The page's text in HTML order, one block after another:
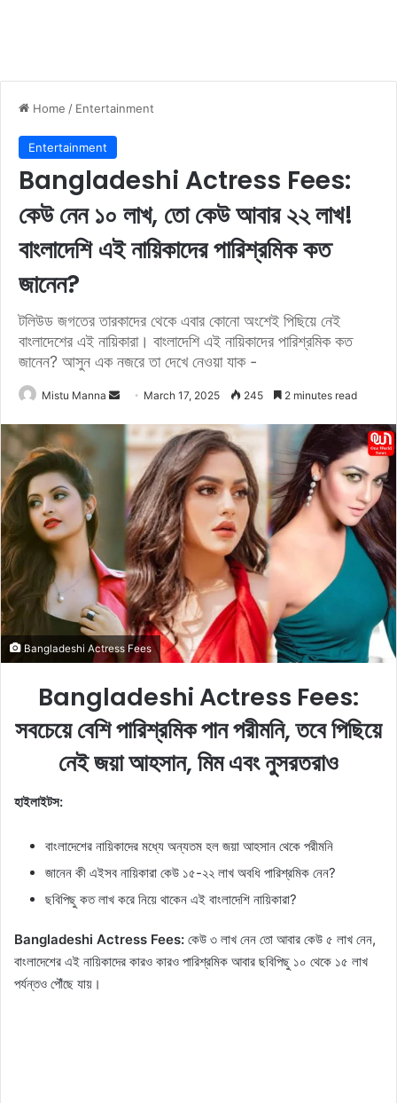
Home / Entertainment
Entertainment
Bangladeshi Actress Fees:
কেউ নেন ১০ লাখ, তো কেউ আবার ২২ লাখ!
বাংলাদেশি এই নায়িকাদের পারিশ্রমিক কত
জানেন?
টলিউড জগতের তারকাদের থেকে এবার কোনো অংশেই পিছিয়ে নেই
বাংলাদেশের এই নায়িকারা। বাংলাদেশি এই নায়িকাদের পারিশ্রমিক কত
জানেন? আসুন এক নজরে তা দেখে নেওয়া যাক -
Mistu Manna
a
a
i
l
March 17, 2025 245 2 minutes read
Bangladeshi Actress Fees
Bangladeshi Actress Fees:
সবচেয়ে বেশি পারিশ্রমিক পান পরীমনি, তবে পিছিয়ে
নেই জয়া আহসান, মিম এবং নুসরতরাও
হাইলাইটস:
বাংলাদেশের নায়িকাদের মধ্যে অন্যতম হল জয়া আহসান থেকে পরীমনি
জানেন কী এইসব নায়িকারা কেউ ১৫-২২ লাখ অবধি পারিশ্রমিক নেন?
ছবিপিছু কত লাখ করে নিয়ে থাকেন এই বাংলাদেশি নায়িকারা?
Bangladeshi Actress Fees: কেউ ৩ লাখ নেন তো আবার কেউ ৫ লাখ নেন,
বাংলাদেশের এই নায়িকাদের কারও কারও পারিশ্রমিক আবার ছবিপিছু ১০ থেকে ১৫ লাখ
পর্যন্তও পৌঁছে যায়।